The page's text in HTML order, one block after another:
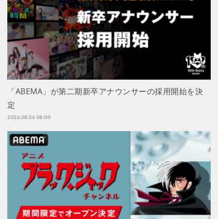
「ABEMA」が第二期新卒アナウンサーの採用開始を決
定
2026.08.06 08:00